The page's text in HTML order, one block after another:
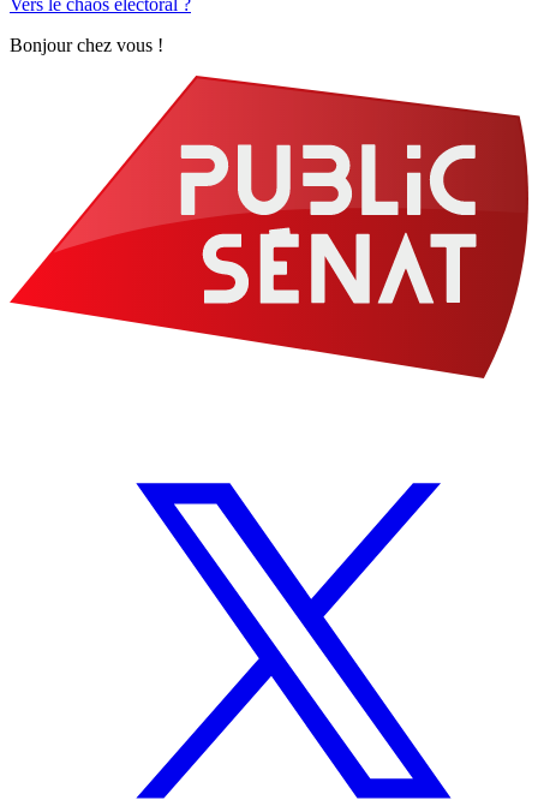
Vers le chaos électoral ?
Bonjour chez vous !